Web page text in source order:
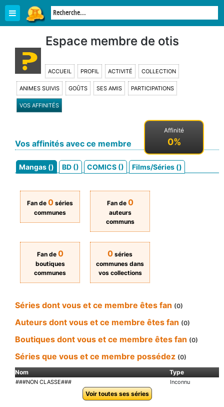
Espace membre de otis
ACCUEIL PROFIL ACTIVITÉ COLLECTION
ANIMES SUIVIS GOÛTS SES AMIS PARTICIPATIONS
VOS AFFINITÉS
Affinité
0%
Vos affinités avec ce membre
Mangas () BD () COMICS () Films/Séries ()
Fan de 0 séries
communes
Fan de 0
auteurs
communs
Fan de 0
boutiques
communes
0 séries
communes dans
vos collections
Séries dont vous et ce membre êtes fan (0)
Auteurs dont vous et ce membre êtes fan (0)
Boutiques dont vous et ce membre êtes fan (0)
Séries que vous et ce membre possédez (0)
Nom
Type
###NON CLASSE### Inconnu
Voir toutes ses séries